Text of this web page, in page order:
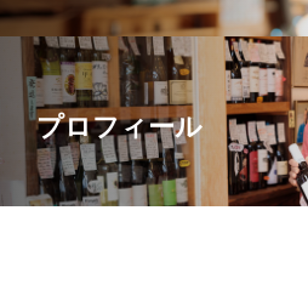
プロフィール